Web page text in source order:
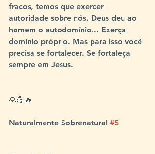
fracos, temos que exercer
autoridade sobre nós. Deus deu ao
homem o autodomínio... Exerça
domínio próprio. Mas para isso você
precisa se fortalecer. Se fortaleça
sempre em Jesus. ⠀⠀
🙏💪🔥⠀⠀
Naturalmente Sobrenatural #5